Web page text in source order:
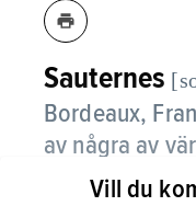
Sauternes
Bordeaux,
av några av
smakrika
Vill du